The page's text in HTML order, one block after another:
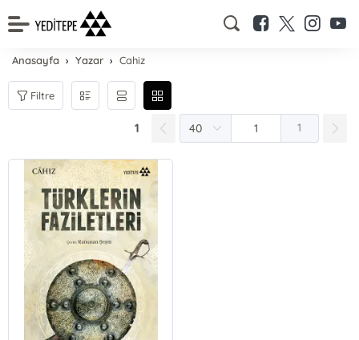
Anasayfa Yazar Cahiz
Filtre
1 1